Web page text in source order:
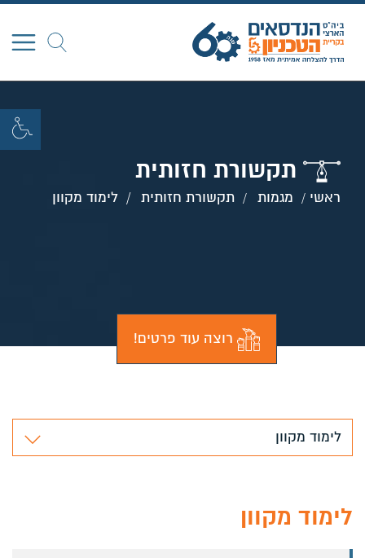
חפש
תקשורת חזותית
ראשי מגמות תקשורת חזותית לימוד מקוון
רוצה עוד פרטים!
לימוד מקוון
לימוד מקוון